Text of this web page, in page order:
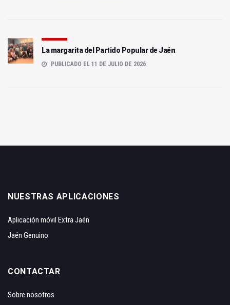
La margarita del Partido Popular de Jaén
PUBLICADO EL 11 DE JULIO DE 2026
NUESTRAS APLICACIONES
Aplicación móvil Extra Jaén
Jaén Genuino
CONTACTAR
Sobre nosotros